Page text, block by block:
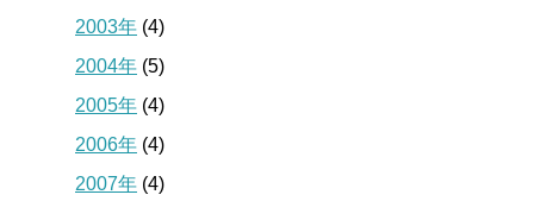
2003年 (4)
2004年 (5)
2005年 (4)
2006年 (4)
2007年 (4)